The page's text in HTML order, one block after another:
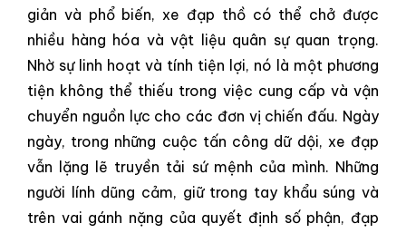
giản và phổ biến, xe đạp thồ có thể chở được
nhiều hàng hóa và vật liệu quân sự quan trọng.
Nhờ sự linh hoạt và tính tiện lợi, nó là một phương
tiện không thể thiếu trong việc cung cấp và vận
chuyển nguồn lực cho các đơn vị chiến đấu. Ngày
ngày, trong những cuộc tấn công dữ dội, xe đạp
vẫn lặng lẽ truyền tải sứ mệnh của mình. Những
người lính dũng cảm, giữ trong tay khẩu súng và
trên vai gánh nặng của quyết định số phận, đạp